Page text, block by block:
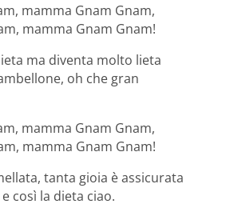
mamma Gnam Gnam,
mamma Gnam Gnam!
ma diventa molto lieta
oh che gran
mamma Gnam Gnam,
mamma Gnam Gnam!
tanta gioia è assicurata
così la dieta ciao.